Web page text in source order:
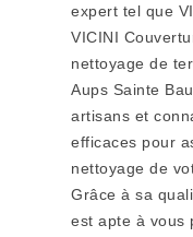
expert tel que
VICINI
nettoyage de
Aups Sainte
artisans et
efficaces pour
nettoyage de
Grâce à sa
est apte à vous